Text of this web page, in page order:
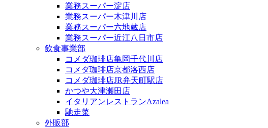
業務スーパー淀店
業務スーパー木津川店
業務スーパー六地蔵店
業務スーパー近江八日市店
飲食事業部
コメダ珈琲店亀岡千代川店
コメダ珈琲店京都洛西店
コメダ珈琲店JR弁天町駅店
かつや大津瀬田店
イタリアンレストランAzalea
馳走菜
外販部